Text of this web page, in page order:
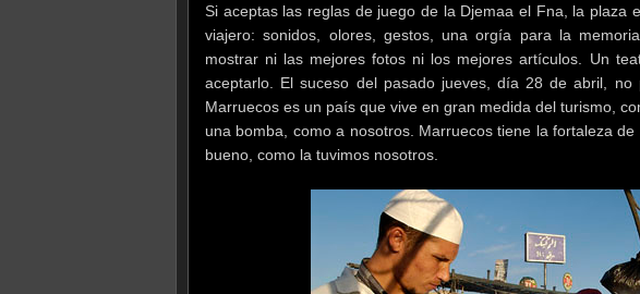
Si aceptas las reglas de juego de la Djemaa el Fna, la plaza
viajero: sonidos, olores, gestos, una orgía para la
mostrar ni las mejores fotos ni los mejores artículos. Un
aceptarlo. El suceso del pasado jueves, día 28 de abril, no
Marruecos es un país que vive en gran medida del turismo,
una bomba, como a nosotros. Marruecos tiene la fortaleza
bueno, como la tuvimos nosotros.